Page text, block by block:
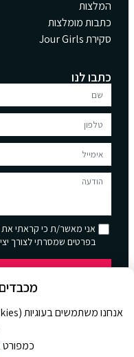
המלצות
כתבות מומלצות
סקירת Jour Girls
כתבו לנו
אני מאשר/ת כי קראתי את
בפרטים שמסרתי לצורך
כמפורט